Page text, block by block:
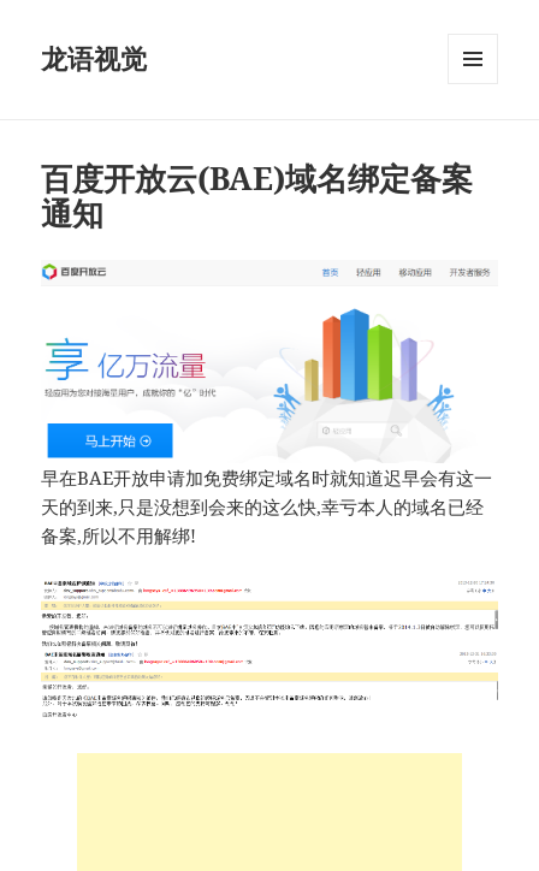
龙语视觉
百度开放云(BAE)域名绑定备案
通知
早在BAE开放申请加免费绑定域名时就知道迟早会有这一
天的到来,只是没想到会来的这么快,幸亏本人的域名已经
备案,所以不用解绑!